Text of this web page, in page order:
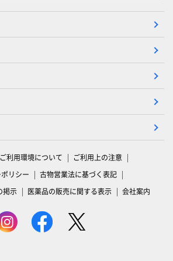
ご利用環境について
ご利用上の注意
リシー
古物営業法に基づく表記
掲示
医薬品の販売に関する表示 会社案内